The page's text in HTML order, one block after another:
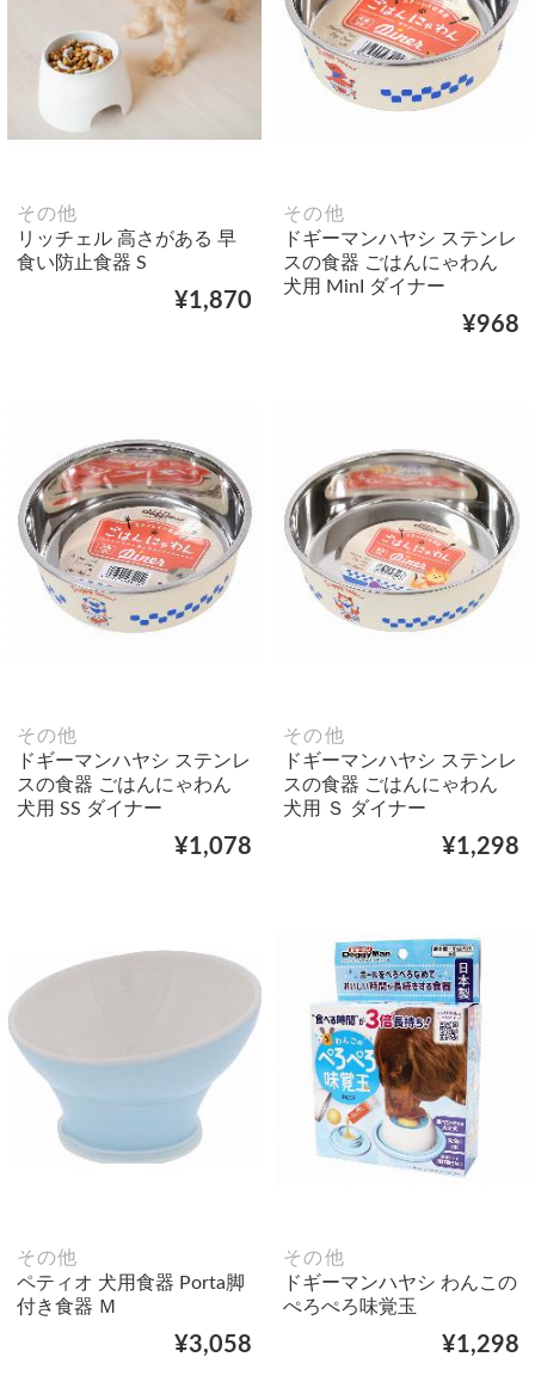
その他
リッチェル 高さがある 早
食い防止食器 S
¥1,870
その他
ドギーマンハヤシ ステンレ
スの食器 ごはんにゃわん
犬用 MinI ダイナー
¥968
その他
ドギーマンハヤシ ステンレ
スの食器 ごはんにゃわん
犬用 SS ダイナー
¥1,078
その他
ドギーマンハヤシ ステンレ
スの食器 ごはんにゃわん
犬用 Ｓ ダイナー
¥1,298
その他
ペティオ 犬用食器 Porta脚
付き食器 Ｍ
¥3,058
その他
ドギーマンハヤシ わんこの
ぺろぺろ味覚玉
¥1,298